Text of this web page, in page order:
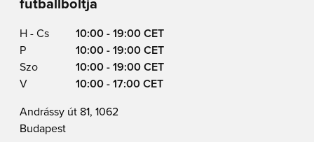
futballboltja
H - Cs
10:00 - 19:00 CET
P
10:00 - 19:00 CET
Szo
10:00 - 19:00 CET
V
10:00 - 17:00 CET
Andrássy út 81, 1062
Budapest